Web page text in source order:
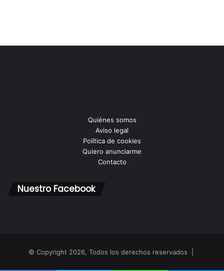
Quiénes somos
Aviso legal
Política de cookies
Quiero anunciarme
Contacto
Nuestro Facebook
© Copyright 2026, Todos los derechos reservados |